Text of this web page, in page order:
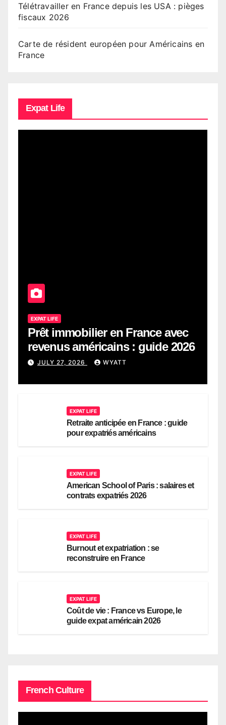
Télétravailler en France depuis les USA : pièges
fiscaux 2026
Carte de résident européen pour Américains en
France
Expat Life
EXPAT LIFE
Prêt immobilier en France avec
revenus américains : guide 2026
JULY 27, 2026 WYATT
EXPAT LIFE
Retraite anticipée en France : guide
pour expatriés américains
EXPAT LIFE
American School of Paris : salaires et
contrats expatriés 2026
EXPAT LIFE
Burnout et expatriation : se
reconstruire en France
EXPAT LIFE
Coût de vie : France vs Europe, le
guide expat américain 2026
French Culture